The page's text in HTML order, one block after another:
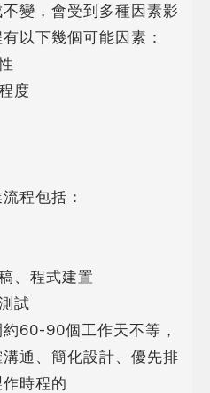
變，會受到多種因素影
以下幾個可能因素：
度
程包括：
、程式建置
試
60-90個工作天不等，
通、簡化設計、優先排
時程的